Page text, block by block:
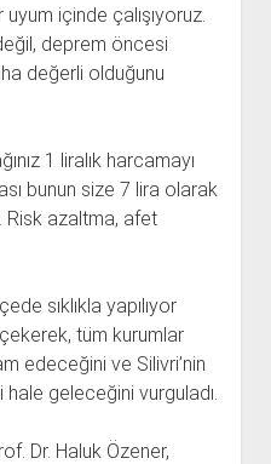
içinde çalışıyoruz.
deprem öncesi
değerli olduğunu
1 liralık harcamayı
bunun size 7 lira olarak
Risk azaltma, afet
sıklıkla yapılıyor
tüm kurumlar
edeceğini ve Silivri’nin
geleceğini vurguladı.
Dr. Haluk Özener,